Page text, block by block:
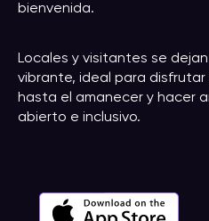
bienvenida.
Locales y visitantes se
vibrante, ideal para
hasta el amanecer y hacer
abierto e inclusivo.